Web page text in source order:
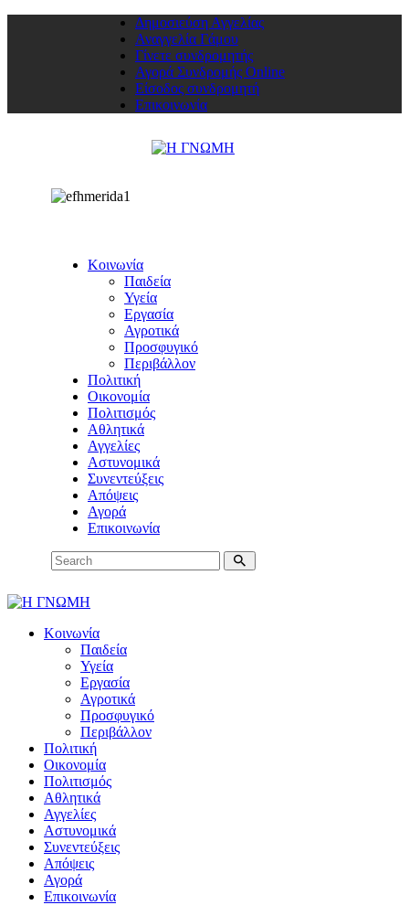
Δημοσιεύση Αγγελίας
Αναγγελία Γάμου
Γίνετε συνδρομητής
Αγορά Συνδρομής Online
Είσοδος συνδρομητή
Επικοινωνία
Κοινωνία
Παιδεία
Υγεία
Εργασία
Αγροτικά
Προσφυγικό
Περιβάλλον
Πολιτική
Οικονομία
Πολιτισμός
Αθλητικά
Αγγελίες
Αστυνομικά
Συνεντεύξεις
Απόψεις
Αγορά
Επικοινωνία
Κοινωνία
Παιδεία
Υγεία
Εργασία
Αγροτικά
Προσφυγικό
Περιβάλλον
Πολιτική
Οικονομία
Πολιτισμός
Αθλητικά
Αγγελίες
Αστυνομικά
Συνεντεύξεις
Απόψεις
Αγορά
Επικοινωνία